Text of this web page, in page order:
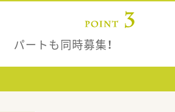
パートも同時募集！